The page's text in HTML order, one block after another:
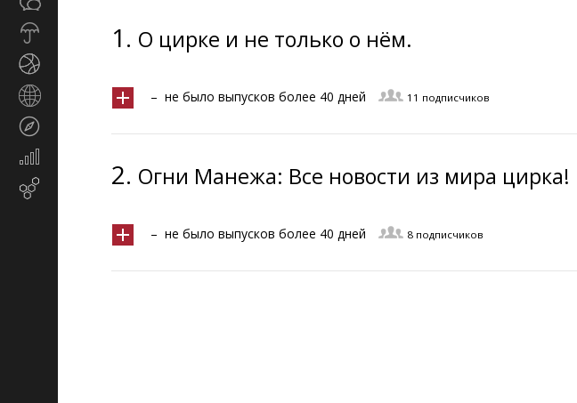
Прогноз
регионы
Email-маркетинг
1. О цирке и не только о нём.
– не было выпусков более 40 дней 11 подписчиков
2. Огни Манежа: Все новости из мира цирка!
– не было выпусков более 40 дней 8 подписчиков